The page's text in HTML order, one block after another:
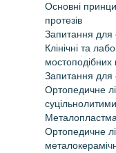
Основні
протезів
Запитання
Клінічні та
мостоподібних
Запитання
Ортопедичне
Ортопедичне